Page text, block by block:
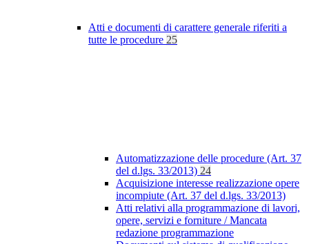
Atti e documenti di carattere generale riferiti a
tutte le procedure 25
Automatizzazione delle procedure (Art. 37
del d.lgs. 33/2013) 24
Acquisizione interesse realizzazione opere
incompiute (Art. 37 del d.lgs. 33/2013)
Atti relativi alla programmazione di lavori,
opere, servizi e forniture / Mancata
redazione programmazione